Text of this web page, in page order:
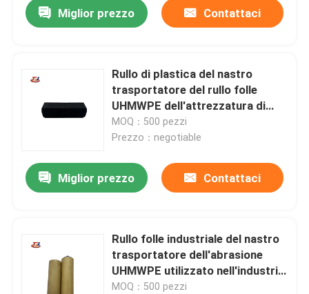
Controllo di qualità
Notizie
Strati della plastica di polietilene
Fodera di UHMWPE
Stuoie a terra di protezione
Cuscinetti di plastica dell'intelaiatura di base della gru
Miglior prezzo Contattaci
Rullo di plastica del nastro
trasportatore del rullo folle
UHMWPE dell'attrezzatura di
maneggio del materiale
MOQ：500 pezzi
Prezzo：negotiable
Miglior prezzo Contattaci
Rullo folle industriale del nastro
trasportatore dell'abrasione
UHMWPE utilizzato nell'industria
chimica
MOQ：500 pezzi